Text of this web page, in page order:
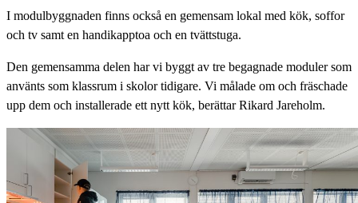
I modulbyggnaden finns också en gemensam lokal med kök, soffor
och tv samt en handikapptoa och en tvättstuga.
Den gemensamma delen har vi byggt av tre begagnade moduler som
använts som klassrum i skolor tidigare. Vi målade om och fräschade
upp dem och installerade ett nytt kök, berättar Rikard Jareholm.